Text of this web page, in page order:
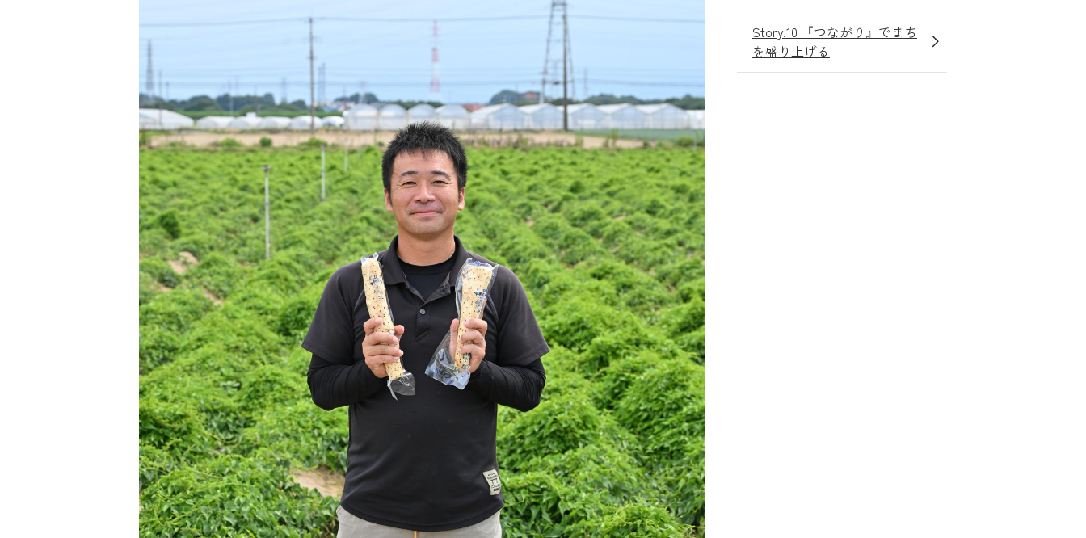
Story.10 『つながり』でまち
を盛り上げる